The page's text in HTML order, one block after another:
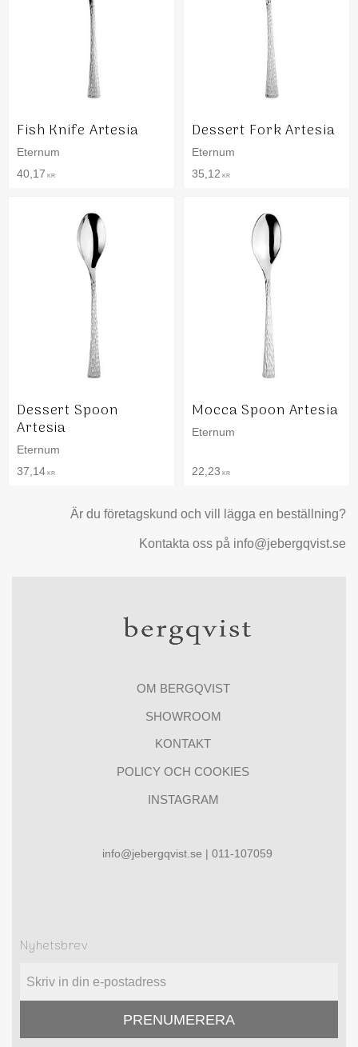
Fish Knife Artesia
Eternum
40,17 KR
Dessert Fork Artesia
Eternum
35,12 KR
Dessert Spoon
Artesia
Eternum
37,14 KR
Mocca Spoon Artesia
Eternum
22,23 KR
Är du företagskund och vill lägga en beställning?
Kontakta oss på info@jebergqvist.se
OM BERGQVIST
SHOWROOM
KONTAKT
POLICY OCH COOKIES
INSTAGRAM
info@jebergqvist.se | 011-107059
Nyhetsbrev
PRENUMERERA